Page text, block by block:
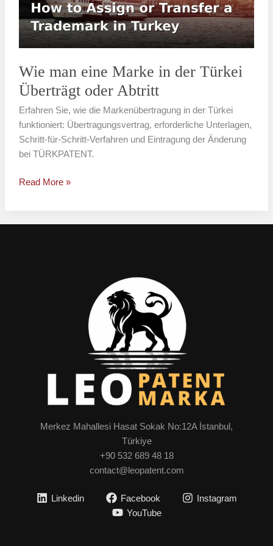
Wie man eine Marke in der Türkei
Überträgt oder Abtritt
Erfahren Sie, wie die Markenübertragung in der Türkei
funktioniert: Übertragungsvertrag, erforderliche Unterlagen,
Schritt-für-Schritt-Verfahren und Eintragung der Änderung
bei TÜRKPATENT.
Türkei
Überträgt
oder
Read More »
Merkez Mahallesi Hasat Sokak No:12A İstanbul,
Türkiye
+90 532 689 48 18
contact@leopatent.com
Linkedin Facebook
Instagram
YouTube